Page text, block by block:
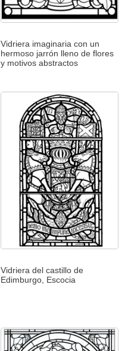
Vidriera imaginaria con un
hermoso jarrón lleno de flores
y motivos abstractos
Vidriera del castillo de
Edimburgo, Escocia